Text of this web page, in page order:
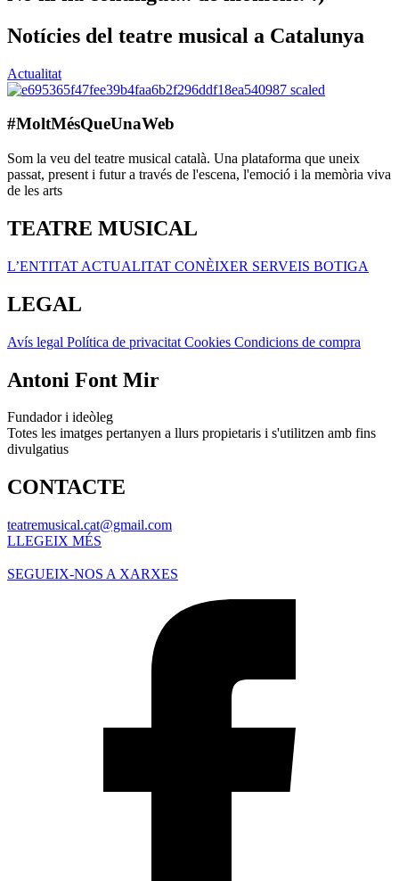
Notícies del teatre musical a Catalunya
Actualitat
#MoltMésQueUnaWeb
Som la veu del teatre musical català. Una plataforma que uneix
passat, present i futur a través de l'escena, l'emoció i la memòria viva
de les arts
TEATRE MUSICAL
L’ENTITAT ACTUALITAT CONÈIXER SERVEIS BOTIGA
LEGAL
Avís legal Política de privacitat Cookies Condicions de compra
Antoni Font Mir
Fundador i ideòleg
Totes les imatges pertanyen a llurs propietaris i s'utilitzen amb fins
divulgatius
CONTACTE
teatremusical.cat@gmail.com
LLEGEIX MÉS
SEGUEIX-NOS A XARXES